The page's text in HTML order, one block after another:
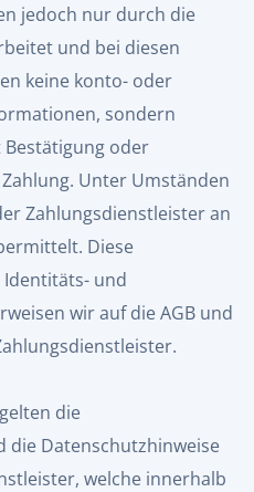
jedoch nur durch die
und bei diesen
keine konto- oder
sondern
oder
Unter Umständen
Zahlungsdienstleister an
Diese
und
wir auf die AGB und
die
die Datenschutzhinweise
welche innerhalb